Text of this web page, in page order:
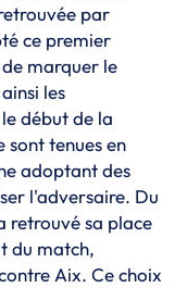
par
ce premier
marquer le
les
début de la
sont tenues en
adoptant des
l'adversaire. Du
retrouvé sa place
du match,
Aix. Ce choix